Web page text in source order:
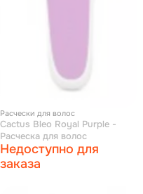
Расчески для волос
Cactus Bleo Royal Purple -
Расческа для волос
Недоступно для
заказа